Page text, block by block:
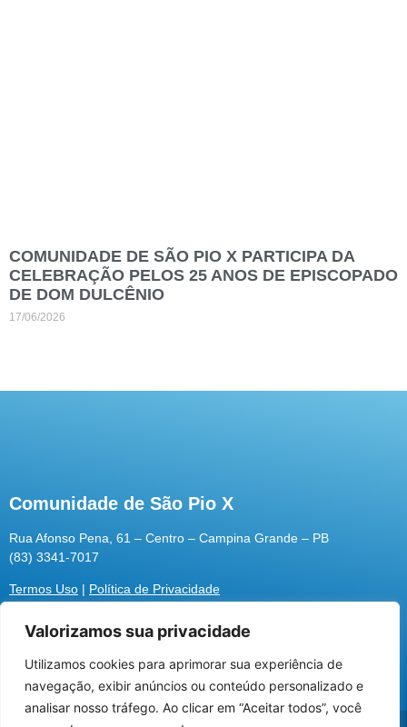
Utilizamos cookies para oferecer melhor
experiência, melhorar o desempenho, analisar
como você interage em nosso site e
Valorizamos sua privacidade
Utilizamos cookies para aprimorar sua experiência de
navegação, exibir anúncios ou conteúdo personalizado e
analisar nosso tráfego. Ao clicar em “Aceitar todos”, você
COMUNIDADE DE SÃO PIO X PARTICIPA DA
CELEBRAÇÃO PELOS 25 ANOS DE EPISCOPADO
DE DOM DULCÊNIO
17/06/2026
Comunidade de São Pio X
Rua Afonso Pena, 61 – Centro – Campina Grande – PB
(83) 3341-7017
Termos Uso | Política de Privacidade